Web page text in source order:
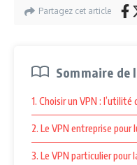
Partagez cet article
Sommaire de
1. Choisir un VPN : l’utilité
2. Le VPN entreprise pour
3. Le VPN particulier pour